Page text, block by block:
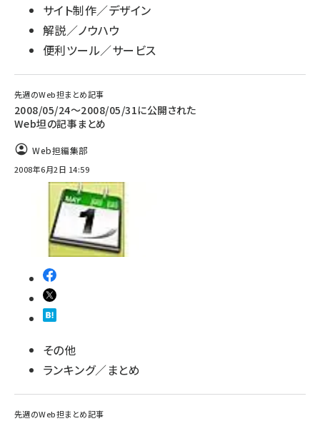
サイト制作／デザイン
解説／ノウハウ
便利ツール／サービス
先週のWeb担まとめ記事
2008/05/24〜2008/05/31に公開された
Web坦の記事まとめ
Web担編集部
2008年6月2日 14:59
その他
ランキング／まとめ
先週のWeb担まとめ記事